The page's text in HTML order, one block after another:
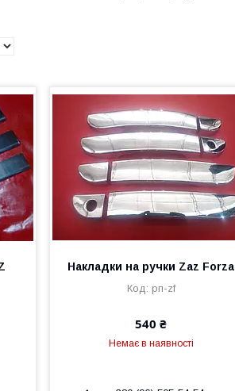
Накладки на ручки Zaz Forza
рп-zf
540 ₴
Немає в наявності